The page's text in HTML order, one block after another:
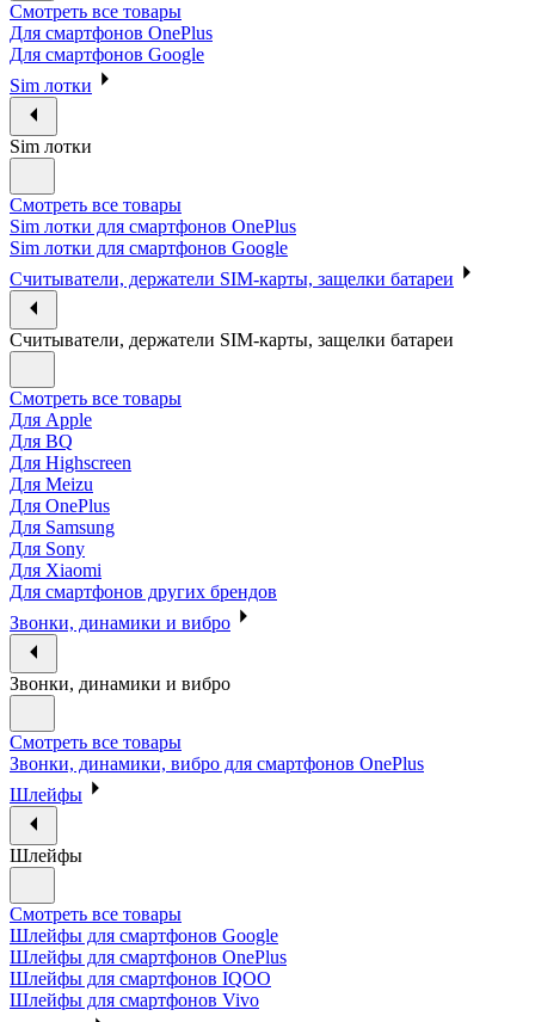
Смотреть все товары
Для смартфонов OnePlus
Для смартфонов Google
Sim лотки
Sim лотки
Смотреть все товары
Sim лотки для смартфонов OnePlus
Sim лотки для смартфонов Google
Считыватели, держатели SIM-карты, защелки батареи
Считыватели, держатели SIM-карты, защелки батареи
Смотреть все товары
Для Apple
Для BQ
Для Highscreen
Для Meizu
Для OnePlus
Для Samsung
Для Sony
Для Xiaomi
Для смартфонов других брендов
Звонки, динамики и вибро
Звонки, динамики и вибро
Смотреть все товары
Звонки, динамики, вибро для смартфонов OnePlus
Шлейфы
Шлейфы
Смотреть все товары
Шлейфы для смартфонов Google
Шлейфы для смартфонов OnePlus
Шлейфы для смартфонов IQOO
Шлейфы для смартфонов Vivo